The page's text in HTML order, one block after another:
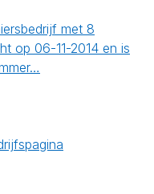
met 8
op 06-11-2014 en is